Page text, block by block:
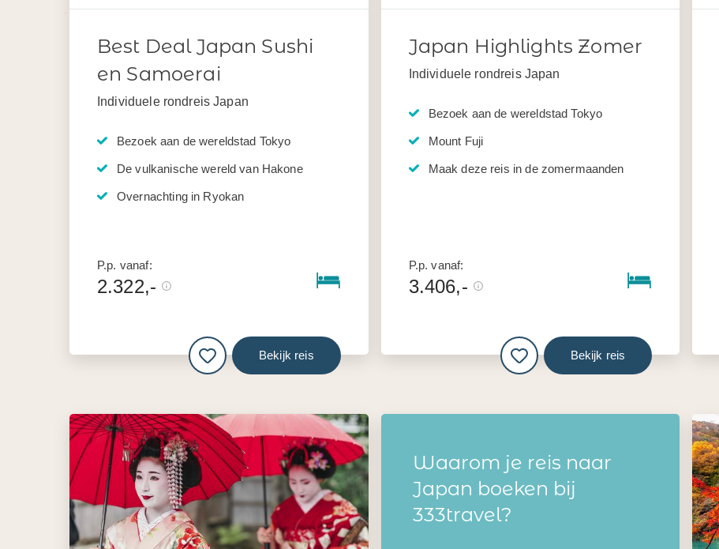
Best Deal Japan Sushi
en Samoerai
Individuele rondreis Japan
Bezoek aan de wereldstad Tokyo
De vulkanische wereld van Hakone
Overnachting in Ryokan
P.p. vanaf:
2.322,-
Bekijk reis
Japan Highlights Zomer
Individuele rondreis Japan
Bezoek aan de wereldstad Tokyo
Mount Fuji
Maak deze reis in de zomermaanden
P.p. vanaf:
3.406,-
Bekijk reis
Waarom je reis naar
Japan boeken bij
333travel?